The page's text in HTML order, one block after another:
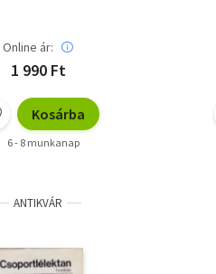
Online ár:
1 990 Ft
Kosárba
6 - 8 munkanap
ANTIKVÁR